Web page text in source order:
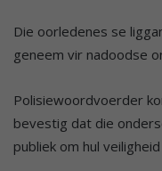
Die oorledenes se
geneem vir nadoodse
Polisiewoordvoerder
bevestig dat die
publiek om hul